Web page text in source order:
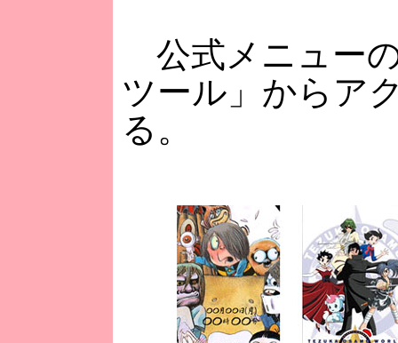
公式メニュー
ツール」からア
る。